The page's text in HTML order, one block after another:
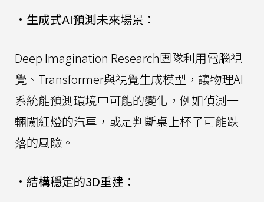
• 生成式AI預測未來場景：
Deep Imagination Research團隊利用電腦視
覺、Transformer與視覺生成模型，讓物理AI
系統能預測環境中可能的變化，例如偵測一
輛闖紅燈的汽車，或是判斷桌上杯子可能跌
落的風險。
• 結構穩定的3D重建：